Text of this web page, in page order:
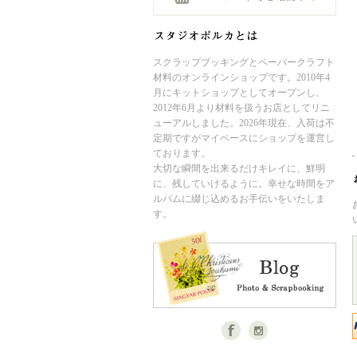
スクラップブッキングとペーパークラフト
材料のオンラインショップです。2010年4
月にキットショップとしてオープンし、
2012年6月より材料を扱うお店としてリニ
ューアルしました。2026年現在、入荷は不
定期ですがマイペースにショップを運営し
ております。
大切な瞬間を出来るだけキレイに、鮮明
に、残していけるように。幸せな時間をア
ルバムに綴じ込めるお手伝いをいたしま
す。